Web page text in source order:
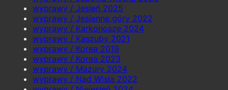
wyprawy / Jesień 2025
wyprawy / Jesienne góry 2022
wyprawy / Karkonosze 2024
wyprawy / Kaszuby 2021
wyprawy / Korea 2019
wyprawy / Korea 2023
wyprawy / Mazury 2024
wyprawy / Nad Wisłą 2022